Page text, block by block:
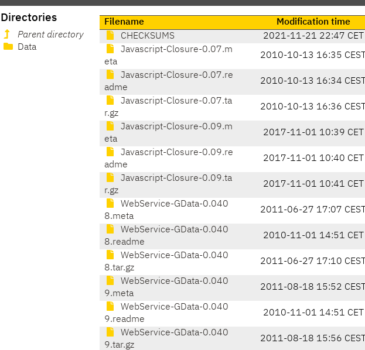
Directories
Parent directory
Data
Filename Modification time
CHECKSUMS
2021-11-21 22:47 CET
Javascript-Closure-0.07.m
eta
2010-10-13 16:35 CEST
Javascript-Closure-0.07.re
adme
2010-10-13 16:34 CEST
Javascript-Closure-0.07.ta
r.gz
2010-10-13 16:36 CEST
Javascript-Closure-0.09.m
eta
2017-11-01 10:39 CET
Javascript-Closure-0.09.re
adme
2017-11-01 10:40 CET
Javascript-Closure-0.09.ta
r.gz
2017-11-01 10:41 CET
WebService-GData-0.040
8.meta
2011-06-27 17:07 CEST
WebService-GData-0.040
8.readme
2010-11-01 14:51 CET
WebService-GData-0.040
8.tar.gz
2011-06-27 17:10 CEST
WebService-GData-0.040
9.meta
2011-08-18 15:52 CEST
WebService-GData-0.040
9.readme
2010-11-01 14:51 CET
WebService-GData-0.040
9.tar.gz
2011-08-18 15:56 CEST